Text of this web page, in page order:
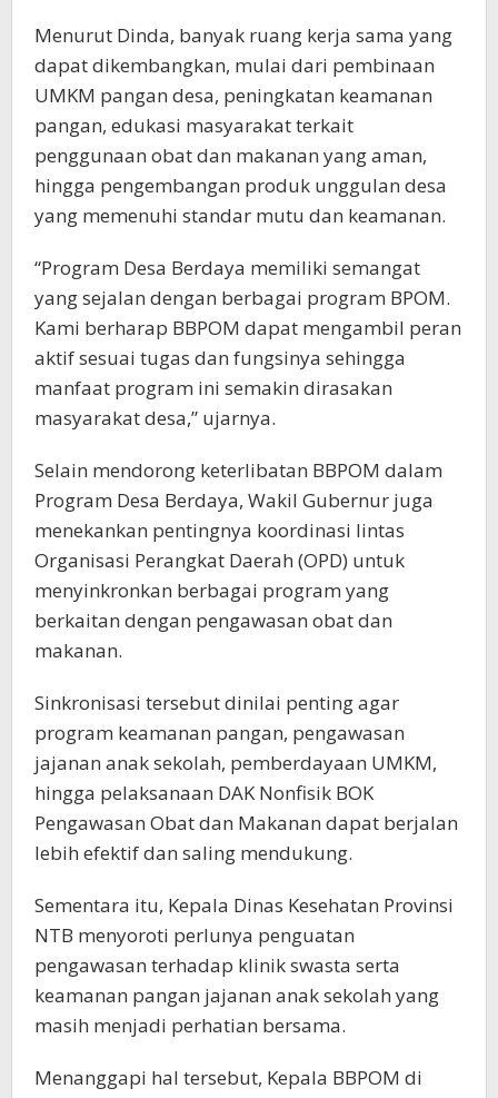
Menurut Dinda, banyak ruang kerja sama yang
dapat dikembangkan, mulai dari pembinaan
UMKM pangan desa, peningkatan keamanan
pangan, edukasi masyarakat terkait
penggunaan obat dan makanan yang aman,
hingga pengembangan produk unggulan desa
yang memenuhi standar mutu dan keamanan.
“Program Desa Berdaya memiliki semangat
yang sejalan dengan berbagai program BPOM.
Kami berharap BBPOM dapat mengambil peran
aktif sesuai tugas dan fungsinya sehingga
manfaat program ini semakin dirasakan
masyarakat desa,” ujarnya.
Selain mendorong keterlibatan BBPOM dalam
Program Desa Berdaya, Wakil Gubernur juga
menekankan pentingnya koordinasi lintas
Organisasi Perangkat Daerah (OPD) untuk
menyinkronkan berbagai program yang
berkaitan dengan pengawasan obat dan
makanan.
Sinkronisasi tersebut dinilai penting agar
program keamanan pangan, pengawasan
jajanan anak sekolah, pemberdayaan UMKM,
hingga pelaksanaan DAK Nonfisik BOK
Pengawasan Obat dan Makanan dapat berjalan
lebih efektif dan saling mendukung.
Sementara itu, Kepala Dinas Kesehatan Provinsi
NTB menyoroti perlunya penguatan
pengawasan terhadap klinik swasta serta
keamanan pangan jajanan anak sekolah yang
masih menjadi perhatian bersama.
Menanggapi hal tersebut, Kepala BBPOM di